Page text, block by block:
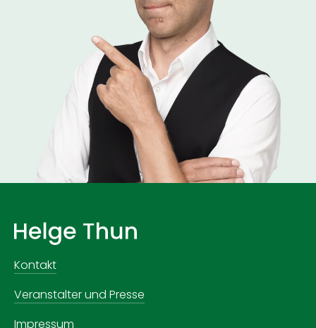
Kontakt
Veranstalter und Presse
Impressum